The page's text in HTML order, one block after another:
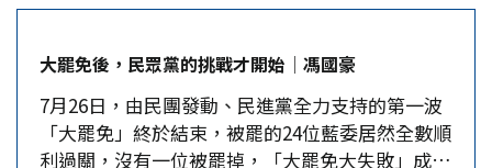
為可望阻止「民主獨裁」的唯一法寶，有人甚至建
議現在就組成「國眾聯盟」。該黨主席黃國昌更是
炙手可熱，不僅「2028盧昌配」傳得沸沸揚揚，他
還被點名接任行政院長。但是，黃國昌不久後就得
作聰明的政客在玩啥把戲。 之所以引用楊渡這句
話，原因是該話簡單明瞭地回答了，民進黨由上而
下對「大罷免、大失敗」的回應。開票後，民進黨
敗下陣來已成定局，先是秘書長林右昌出面答覆記
者提問，他說「大罷免是民意的展現，是民主的價
灣政治發展造成無法磨滅的惡劣影響。 大失敗因
素多層多面。白營全力為藍委造勢，以綠營出身對
綠營理解的深度，直戳綠營的要害，是一大助力，
但兩黨基本盤結合僅與綠盤相當，能有如此出乎預
料之外的輾壓式勝利，應該是中立或獨立選民發揮
大罷免後，民眾黨的挑戰才開始│馮國豪
7月26日，由民團發動、民進黨全力支持的第一波
「大罷免」終於結束，被罷的24位藍委居然全數順
利過關，沒有一位被罷掉，「大罷免大失敗」成